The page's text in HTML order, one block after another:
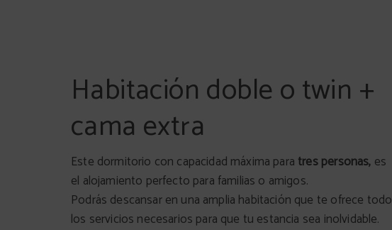
Habitación doble o twin +
cama extra
Este dormitorio con capacidad máxima para tres personas, es
el alojamiento perfecto para familias o amigos.
Podrás descansar en una amplia habitación que te ofrece todo
los servicios necesarios para que tu estancia sea inolvidable.